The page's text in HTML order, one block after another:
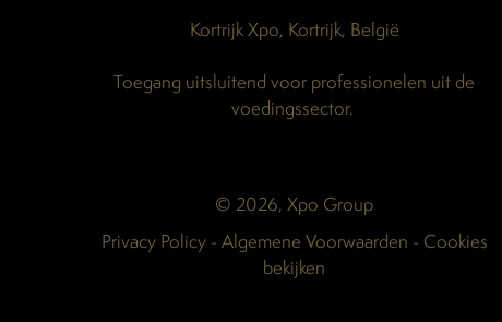
Kortrijk Xpo, Kortrijk, België
Toegang uitsluitend voor professionelen uit de
voedingssector.
© 2026, Xpo Group
Privacy Policy- Algemene Voorwaarden - Cookies
bekijken